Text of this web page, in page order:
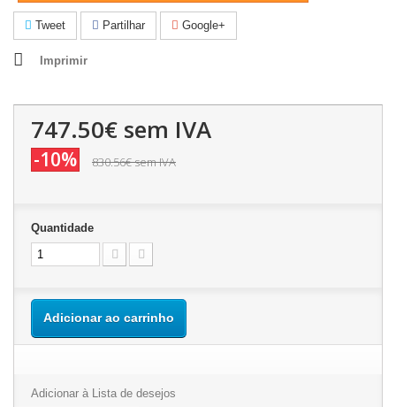
Tweet Partilhar Google+
Imprimir
747.50€ sem IVA
-10% 830.56€sem IVA
Quantidade
Adicionar ao carrinho
Adicionar à Lista de desejos